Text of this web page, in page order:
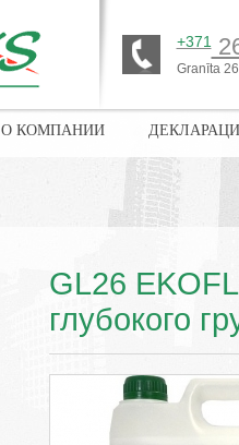
+371
Granīta
GL26
глубокого
О КОМПАНИИ